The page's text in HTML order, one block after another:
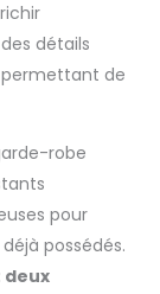
détails
de
robe
pour
possédés.
deux